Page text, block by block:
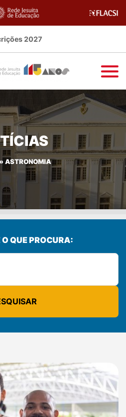
2027
ASTRONOMIA
QUE PROCURA: